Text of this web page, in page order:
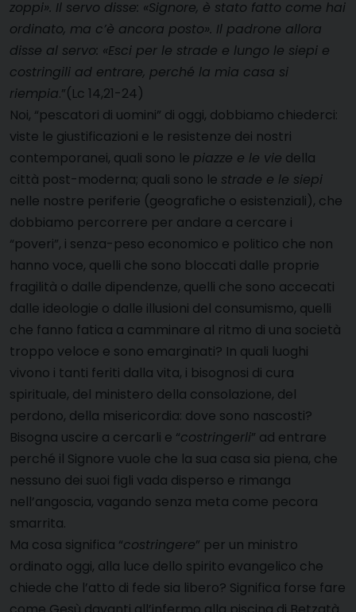
zoppi». Il servo disse: «Signore, è stato fatto come hai
ordinato, ma c’è ancora posto». Il padrone allora
disse al servo: «Esci per le strade e lungo le siepi e
costringili ad entrare, perché la mia casa si
riempia.”(Lc 14,21-24)
Noi, “pescatori di uomini” di oggi, dobbiamo chiederci:
viste le giustificazioni e le resistenze dei nostri
contemporanei, quali sono le piazze e le vie della
città post-moderna; quali sono le strade e le siepi
nelle nostre periferie (geografiche o esistenziali), che
dobbiamo percorrere per andare a cercare i
“poveri”, i senza-peso economico e politico che non
hanno voce, quelli che sono bloccati dalle proprie
fragilità o dalle dipendenze, quelli che sono accecati
dalle ideologie o dalle illusioni del consumismo, quelli
che fanno fatica a camminare al ritmo di una società
troppo veloce e sono emarginati? In quali luoghi
vivono i tanti feriti dalla vita, i bisognosi di cura
spirituale, del ministero della consolazione, del
perdono, della misericordia: dove sono nascosti?
Bisogna uscire a cercarli e “costringerli” ad entrare
perché il Signore vuole che la sua casa sia piena, che
nessuno dei suoi figli vada disperso e rimanga
nell’angoscia, vagando senza meta come pecora
smarrita.
Ma cosa significa “costringere” per un ministro
ordinato oggi, alla luce dello spirito evangelico che
chiede che l’atto di fede sia libero? Significa forse fare